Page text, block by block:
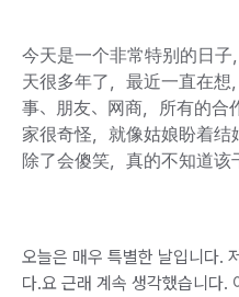
今天是一个非常特别的日
天很多年了，最近一直在
事、朋友、网商，所有的合
家很奇怪，就像姑娘盼着结
除了会傻笑，真的不知道该
오늘은 매우 특별한 날입니다.
다.요 근래 계속 생각했습니다.